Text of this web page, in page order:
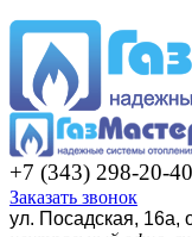
+7 (343) 298-20-
Заказать звонок
ул. Посадская, 16а,